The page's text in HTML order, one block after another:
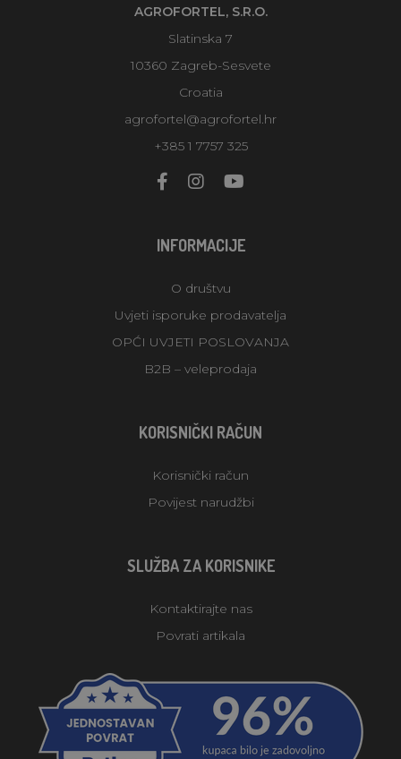
AGROFORTEL, S.R.O.
Slatinska 7
10360 Zagreb-Sesvete
Croatia
agrofortel@agrofortel.hr
+385 1 7757 325
INFORMACIJE
O društvu
Uvjeti isporuke prodavatelja
OPĆI UVJETI POSLOVANJA
B2B – veleprodaja
KORISNIČKI RAČUN
Korisnički račun
Povijest narudžbi
SLUŽBA ZA KORISNIKE
Kontaktirajte nas
Povrati artikala